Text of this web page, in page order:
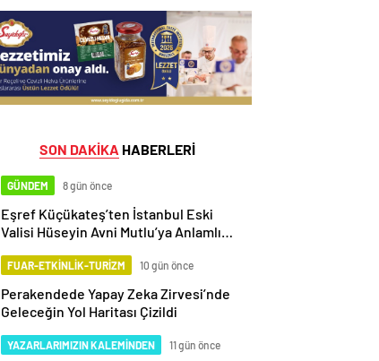
SON DAKİKA HABERLERİ
GÜNDEM 8 gün önce
Eşref Küçükateş’ten İstanbul Eski
Valisi Hüseyin Avni Mutlu’ya Anlamlı
FUAR-ETKİNLİK-TURİZM 10 gün önce
Perakendede Yapay Zeka Zirvesi’nde
Geleceğin Yol Haritası Çizildi
YAZARLARIMIZIN KALEMİNDEN 11 gün önce